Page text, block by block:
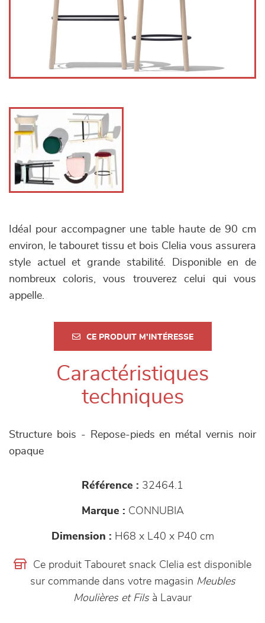
Idéal pour accompagner une table haute de 90 cm
environ, le tabouret tissu et bois Clelia vous assurera
style actuel et grande stabilité. Disponible en de
nombreux coloris, vous trouverez celui qui vous
appelle.
CE PRODUIT M'INTÉRESSE
Caractéristiques
techniques
Structure bois - Repose-pieds en métal vernis noir
opaque
Référence : 32464.1
Marque : CONNUBIA
Dimension : H68 x L40 x P40 cm
Ce produit Tabouret snack Clelia est disponible
sur commande dans votre magasin Meubles
Moulières et Filsà Lavaur